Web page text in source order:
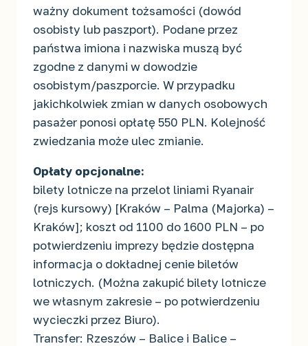
ważny dokument tożsamości (dowód
osobisty lub paszport). Podane przez
państwa imiona i nazwiska muszą być
zgodne z danymi w dowodzie
osobistym/paszporcie. W przypadku
jakichkolwiek zmian w danych osobowych
pasażer ponosi opłatę 550 PLN. Kolejność
zwiedzania może ulec zmianie.
Opłaty opcjonalne:
bilety lotnicze na przelot liniami Ryanair
(rejs kursowy) [Kraków – Palma (Majorka) –
Kraków]; koszt od 1100 do 1600 PLN – po
potwierdzeniu imprezy będzie dostępna
informacja o dokładnej cenie biletów
lotniczych. (Można zakupić bilety lotnicze
we własnym zakresie – po potwierdzeniu
wycieczki przez Biuro).
Transfer: Rzeszów – Balice i Balice –